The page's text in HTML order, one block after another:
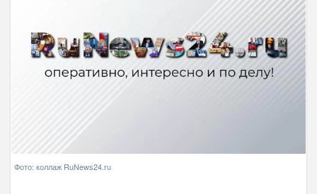
Фото: коллаж RuNews24.ru